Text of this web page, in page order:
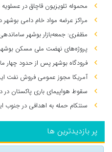
محموله تلویزیون قاچاق در
مراکز عرضه مواد خام دامی بوشهر
مظفری: جمعه‌بازار بوشهر
پروژه‌های نهضت ملی مسکن
فرودگاه بوشهر پس از حدود چهار
آمریکا مجوز عمومی فروش نفت
سقوط هواپیمای باری پاکستان در
سنتکام حمله به اهدافی در جنوب
پر بازدیدترین ها